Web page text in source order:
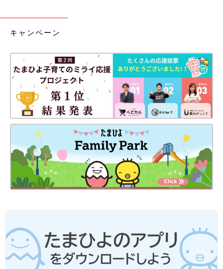
キャンペーン